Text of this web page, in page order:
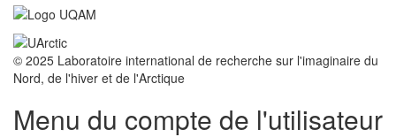
© 2025 Laboratoire international de recherche sur l'imaginaire du
Nord, de l'hiver et de l'Arctique
Menu du compte de l'utilisateur